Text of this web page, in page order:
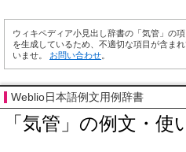
ウィキペディア小見出し辞書の「気管」の
を生成しているため、不適切な項目が含ま
いませ。 お問い合わせ
Weblio日本語例文用例辞書
「気管」の例文・使